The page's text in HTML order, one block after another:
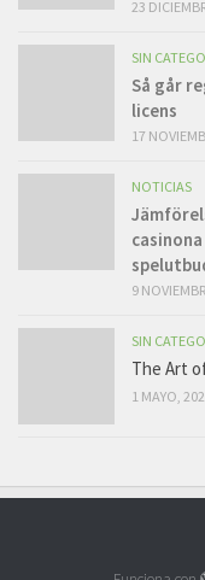
23
SIN
Så går
licens
17
NOTICIAS
9
SIN
The Art
1 MAYO,